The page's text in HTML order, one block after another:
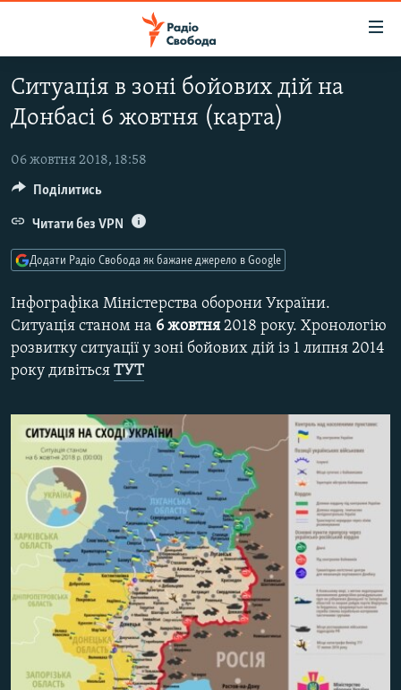
до
основного
Перейти
до
навігації
Перейти
до
пошуку
РАДІО СВОБОДА – 70 РОКІВ
ВСЕ ЗА ДОБУ
СТАТТІ
ПОЛІТИКА
ЕКОНОМІКА
СУСПІЛЬСТВО
СПОРТ
УКРАЇНА
ВІЙНА
РОСІЙСЬКА «ФІЛЬТРАЦІЯ»
ДОНБАС.РЕАЛІЇ
ТИ ЯК?
СХЕМИ
КИТАЙ.ВИКЛИКИ
МУЛЬТИМЕДІА
ФОТО
СПЕЦПРОЄКТИ
ПОДКАСТИ
КРИМ РЕАЛІЇ
Ситуація в зоні бойових дій на
Донбасі 6 жовтня (карта)
06 жовтня 2018, 18:58
Інфографіка Міністерства оборони України.
Ситуація станом на 6 жовтня 2018 року. Хронологію
розвитку ситуації у зоні бойових дій із 1 липня 2014
року дивіться ТУТ
Поділитись
Читати без VPN
Додати Радіо Свобода як бажане джерело в Google